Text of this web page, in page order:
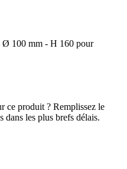
Ø 100 mm - H 160 pour
ce produit ? Remplissez le
dans les plus brefs délais.